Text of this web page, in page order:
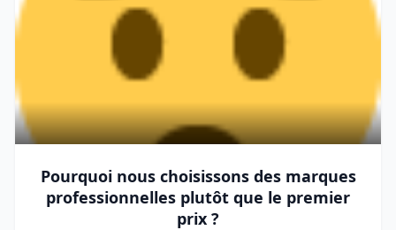
Pourquoi nous choisissons des marques
professionnelles plutôt que le premier
prix ?